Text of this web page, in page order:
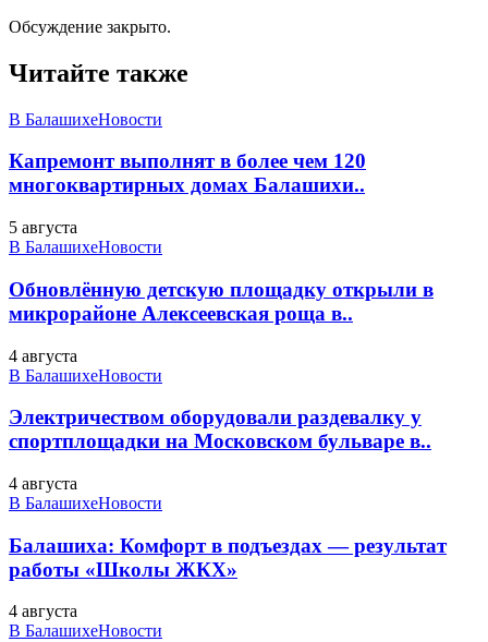
Обсуждение закрыто.
Читайте также
В БалашихеНовости
Капремонт выполнят в более чем 120
многоквартирных домах Балашихи..
5 августа
В БалашихеНовости
Обновлённую детскую площадку открыли в
микрорайоне Алексеевская роща в..
4 августа
В БалашихеНовости
Электричеством оборудовали раздевалку у
спортплощадки на Московском бульваре в..
4 августа
В БалашихеНовости
Балашиха: Комфорт в подъездах — результат
работы «Школы ЖКХ»
4 августа
В БалашихеНовости